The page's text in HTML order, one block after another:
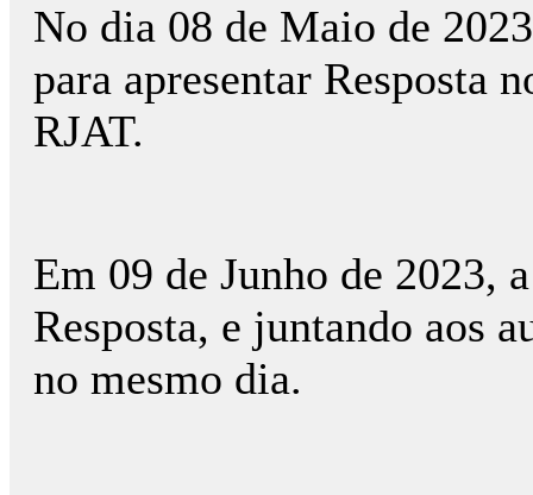
No dia 08 de Maio de
para apresentar Resposta
RJAT.
Em 09 de Junho de 2023,
Resposta, e juntando aos
no mesmo dia.